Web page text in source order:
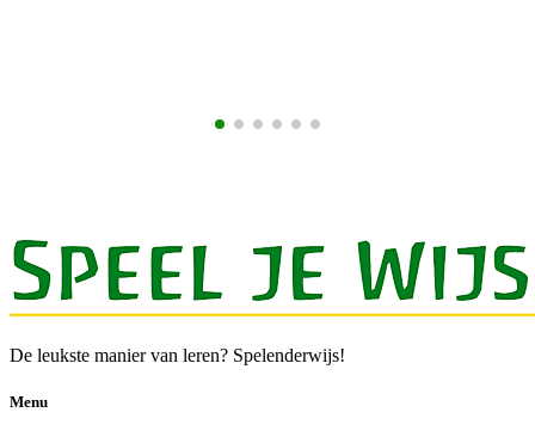
De leukste manier van leren? Spelenderwijs!
Menu